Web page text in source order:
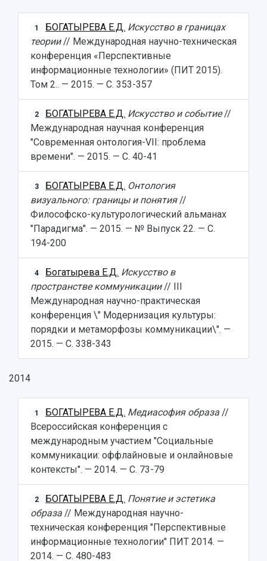
1 БОГАТЫРЕВА Е.Д. Искусство в границах
теории// Международная научно-техническая
конференция «Перспективные
информационные технологии» (ПИТ 2015).
Том 2.. — 2015. — С. 353-357
2 БОГАТЫРЕВА Е.Д. Искусство и событие//
Международная научная конференция
"Современная онтология-VII: проблема
времени". — 2015. — С. 40-41
3 БОГАТЫРЕВА Е.Д. Онтология
визуального: границы и понятия//
Философско-культурологический альманах
"Парадигма". — 2015. — № Выпуск 22. — С.
194-200
4 Богатырева Е.Д. Искусство в
пространстве коммуникации// III
Международная научно-практическая
конференция \" Модернизация культуры:
порядки и метаморфозы коммуникации\". —
2015. — С. 338-343
2014
1 БОГАТЫРЕВА Е.Д. Медиасофия образа //
Всероссийская конференция с
международным участием "Социальные
коммуникации: оффлайновые и онлайновые
контексты". — 2014. — С. 73-79
2 БОГАТЫРЕВА Е.Д. Понятие и эстетика
образа // Международная научно-
техническая конференция "Перспективные
информационные технологии" ПИТ 2014. —
2014. — С. 480-483